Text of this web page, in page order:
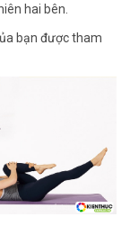
hai bên.
bạn được tham